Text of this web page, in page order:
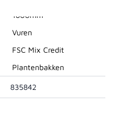
1800mm
Vuren
FSC Mix Credit
Plantenbakken
835842